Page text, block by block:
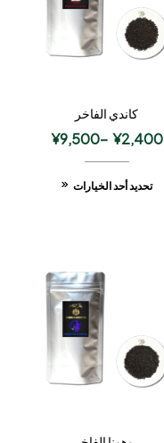
كاندي الفاخر
¥2,400
–
¥9,500
تحديد أحد الخيارات